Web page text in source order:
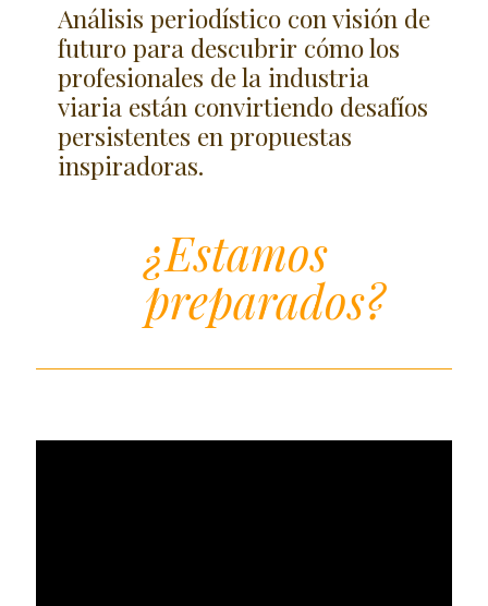
Análisis periodístico con visión de
futuro para descubrir cómo los
profesionales de la industria
viaria están convirtiendo desafíos
persistentes en propuestas
inspiradoras.
¿Estamos
preparados?